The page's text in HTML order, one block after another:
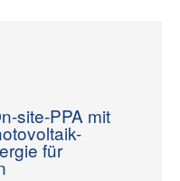
site-PPA mit
für